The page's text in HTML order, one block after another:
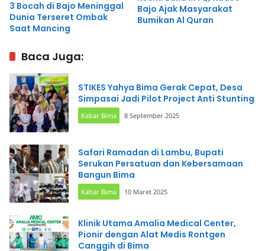
3 Bocah di Bajo Meninggal
Dunia Terseret Ombak
Saat Mancing
Bajo Ajak Masyarakat
Bumikan Al Quran
Baca Juga:
STIKES Yahya Bima Gerak Cepat, Desa
Simpasai Jadi Pilot Project Anti Stunting
Kabar Bima 8 September 2025
Safari Ramadan di Lambu, Bupati
Serukan Persatuan dan Kebersamaan
Bangun Bima
Kabar Bima 10 Maret 2025
Klinik Utama Amalia Medical Center,
Pionir dengan Alat Medis Rontgen
Canggih di Bima